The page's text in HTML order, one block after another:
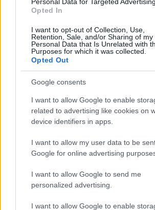
Opted In
I want to opt-out of Collection, Use,
Retention, Sale, and/or Sharing of my
Personal Data that Is Unrelated with
Purposes for which it was collected.
Opted Out
Google consents
I want to allow Google to enable
related to advertising like cookies on
device identifiers in apps.
I want to allow my user data to be
Google for online advertising
I want to allow Google to send me
personalized advertising.
I want to allow Google to enable
Meteo Olbia 7 agosto, sole e
Test tunnel Olbia: rampe
fine agosto
Aggius conquista la
amate dell’estate 2026
Nuovi posti auto in via La
provvisorio a La Maddalena
Allarme truffe a Berchidda,
bussano alle porte